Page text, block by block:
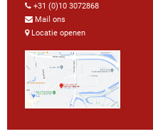
+31 (0)10 3072868
Mail ons
Locatie openen